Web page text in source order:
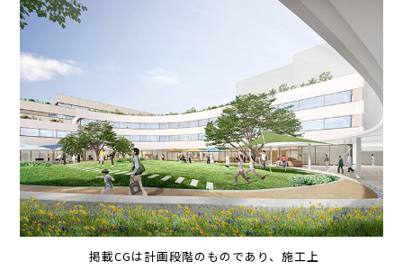
掲載CGは計画段階のものであり、施工上